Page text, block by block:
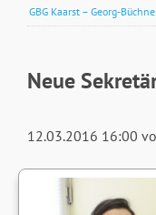
GBG Kaarst – Georg-
Neue
12.03.2016 16:00